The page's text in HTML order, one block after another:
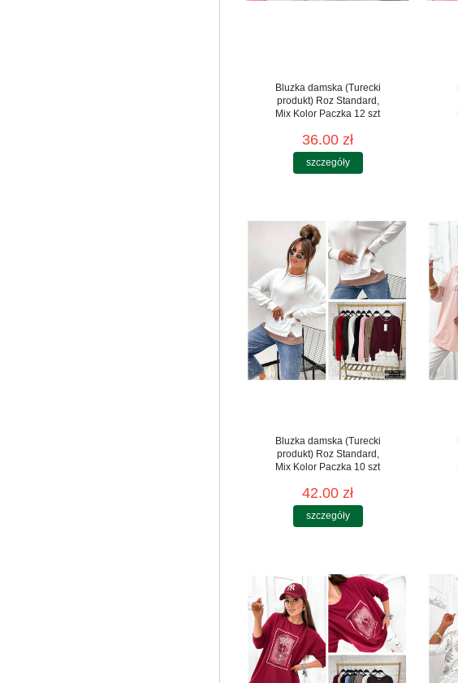
Bluzka damska (Turecki
produkt) Roz Standard,
Mix Kolor Paczka 12 szt
36.00 zł
szczegóły
Bluzka damska (Turecki
produkt) Roz Standard,
Mix Kolor Paczka 10 szt
42.00 zł
szczegóły